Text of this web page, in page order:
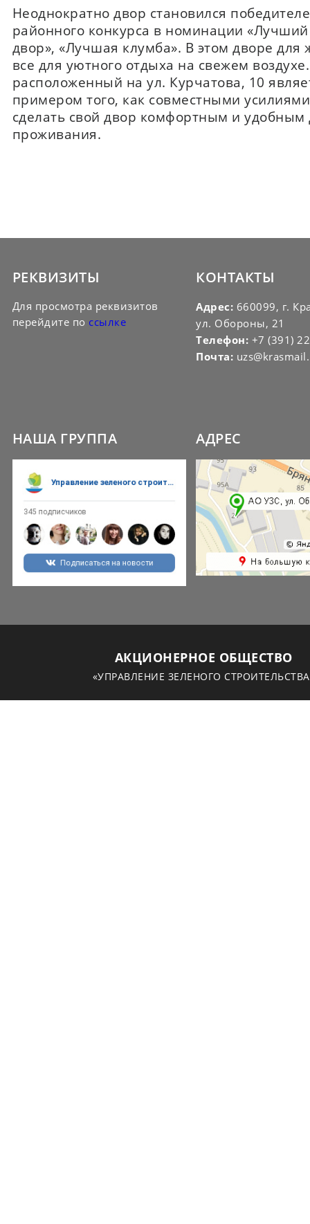
Неоднократно двор становился
районного конкурса в номинации «Лучший
двор», «Лучшая клумба». В этом дворе для
все для уютного отдыха на свежем
расположенный на ул. Курчатова, 10
примером того, как совместными
сделать свой двор комфортным и удобным
проживания.
РЕКВИЗИТЫ
Для просмотра реквизитов
перейдите по ссылке
КОНТАКТЫ
Адрес: 660099, г.
ул. Обороны, 21
Телефон: +7 (391)
Почта:
НАША ГРУППА АДРЕС
АКЦИОНЕРНОЕ ОБЩЕСТВО
«УПРАВЛЕНИЕ ЗЕЛЕНОГО